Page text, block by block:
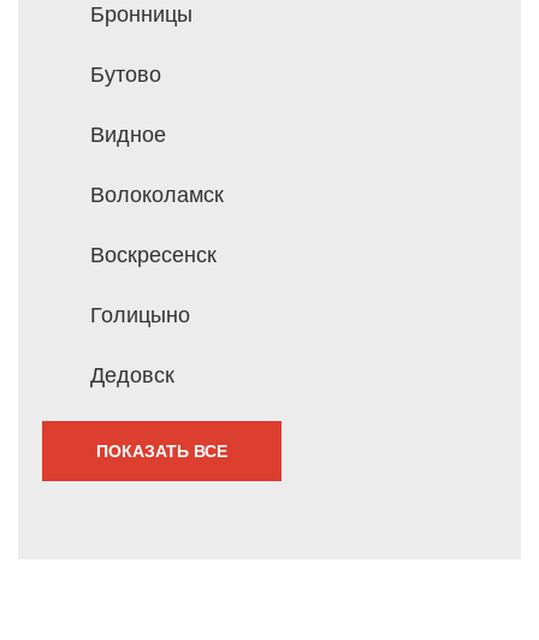
Бронницы
Бутово
Видное
Волоколамск
Воскресенск
Голицыно
Дедовск
ПОКАЗАТЬ ВСЕ